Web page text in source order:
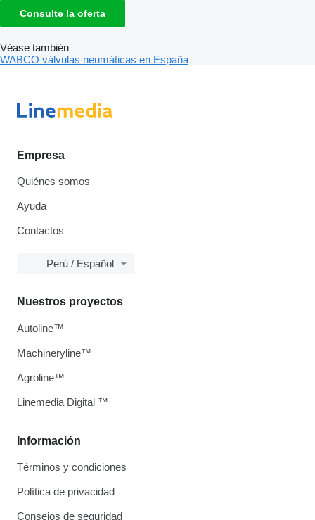
Consulte la oferta
Véase también
WABCO válvulas neumáticas en España
Empresa
Quiénes somos
Ayuda
Contactos
Perú / Español
Información
Términos y condiciones
Política de privacidad
Consejos de seguridad
Nuestros proyectos
Autoline™
Machineryline™
Agroline™
Linemedia Digital ™